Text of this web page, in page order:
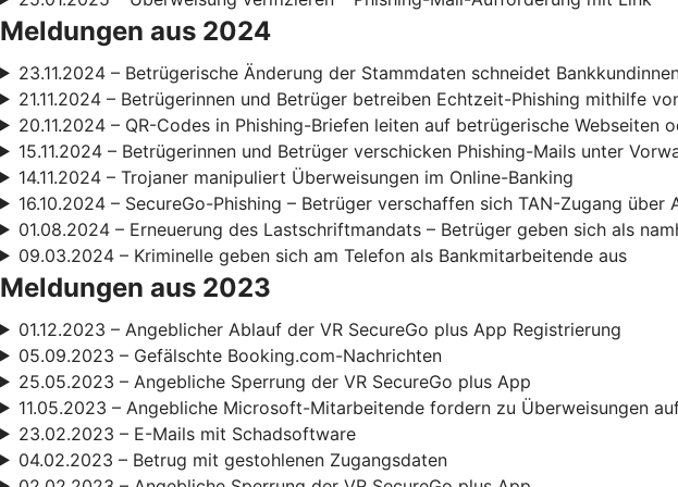
Meldungen aus 2024
23.11.2024 – Betrügerische Änderung der Stammdaten schneidet
21.11.2024 – Betrügerinnen und Betrüger betreiben Echtzeit-Phishing mithilfe
20.11.2024 – QR-Codes in Phishing-Briefen leiten auf betrügerische Webseiten
15.11.2024 – Betrügerinnen und Betrüger verschicken Phishing-Mails unter
14.11.2024 – Trojaner manipuliert Überweisungen im Online-Banking
16.10.2024 – SecureGo-Phishing – Betrüger verschaffen sich TAN-Zugang über
01.08.2024 – Erneuerung des Lastschriftmandats – Betrüger geben sich als
09.03.2024 – Kriminelle geben sich am Telefon als Bankmitarbeitende aus
Meldungen aus 2023
01.12.2023 – Angeblicher Ablauf der VR SecureGo plus App Registrierung
05.09.2023 – Gefälschte Booking.com-Nachrichten
25.05.2023 – Angebliche Sperrung der VR SecureGo plus App
11.05.2023 – Angebliche Microsoft-Mitarbeitende fordern zu Überweisungen
23.02.2023 – E-Mails mit Schadsoftware
04.02.2023 – Betrug mit gestohlenen Zugangsdaten